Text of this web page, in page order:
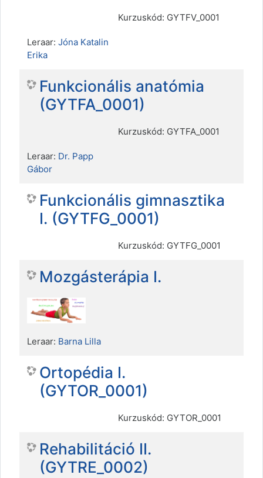
Kurzuskód: GYTFV_0001
Leraar: Jóna Katalin
Erika
Funkcionális anatómia
(GYTFA_0001)
Kurzuskód: GYTFA_0001
Leraar: Dr. Papp
Gábor
Funkcionális gimnasztika
I. (GYTFG_0001)
Kurzuskód: GYTFG_0001
Mozgásterápia I.
Leraar: Barna Lilla
Ortopédia I.
(GYTOR_0001)
Kurzuskód: GYTOR_0001
Rehabilitáció II.
(GYTRE_0002)